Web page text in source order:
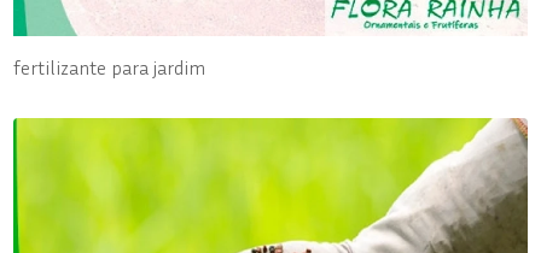
fertilizante para jardim